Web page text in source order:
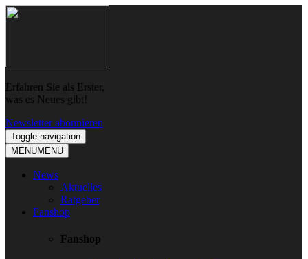
Skip
Skip
Erfahren Sie als Erster,
was es Neues gibt!
Newsletter abonnieren
Toggle navigation
MENUMENU
News
Aktuelles
Ratgeber
Fanshop
Fanshop